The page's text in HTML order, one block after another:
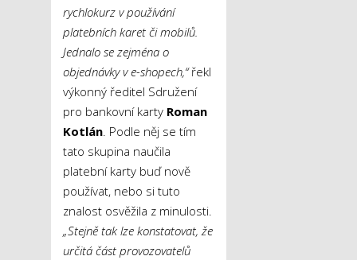
rychlokurz v používání
platebních karet či mobilů.
Jednalo se zejména o
objednávky v e-shopech,“řekl
výkonný ředitel Sdružení
pro bankovní karty Roman
Kotlán. Podle něj se tím
tato skupina naučila
platební karty buď nově
používat, nebo si tuto
znalost osvěžila z minulosti.
„Stejně tak lze konstatovat, že
určitá část provozovatelů